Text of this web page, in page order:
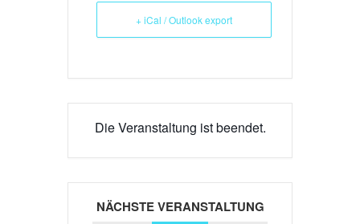
+ iCal / Outlook export
Die Veranstaltung ist beendet.
NÄCHSTE VERANSTALTUNG